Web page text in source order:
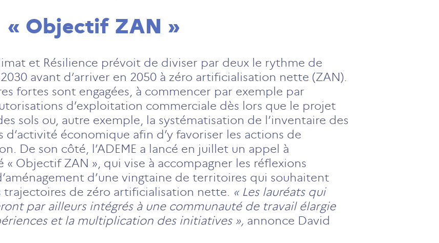
« Objectif ZAN »
et Résilience prévoit de diviser par deux le rythme de
avant d’arriver en 2050 à zéro artificialisation nette (ZAN).
fortes sont engagées, à commencer par exemple par
d’exploitation commerciale dès lors que le projet
sols ou, autre exemple, la systématisation de l’inventaire des
d’activité économique afin d’y favoriser les actions de
De son côté, l’ADEME a lancé en juillet un appel à
Objectif ZAN », qui vise à accompagner les réflexions
d’une vingtaine de territoires qui souhaitent
trajectoires de zéro artificialisation nette. « Les lauréats qui
par ailleurs intégrés à une communauté de travail élargie
et la multiplication des initiatives », annonce David